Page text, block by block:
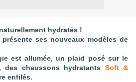
hydratés !
présente ses nouveaux modèles de
est allumée, un plaid posé sur le
des chaussons hydratants Soft &
enfilés.